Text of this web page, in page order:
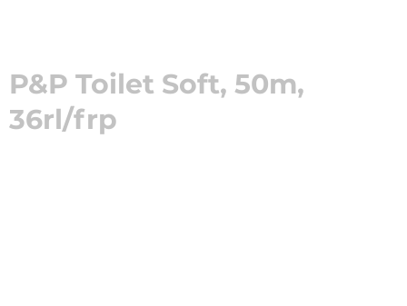
P&P Toilet Soft, 50m,
36rl/frp